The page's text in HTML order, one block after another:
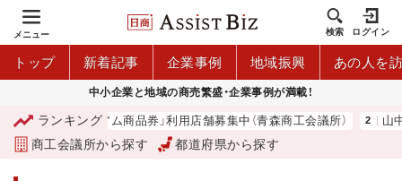
メニュー 検索 ログイン
トップ 新着記事 企業事例 地域振興 あの人を
中小企業と地域の商売繁盛・企業事例が満載！
ランキング
森市プレミアム商品券」利用店舗募集中（青森商工会議所） 山中伸弥
商工会議所から探す 都道府県から探す